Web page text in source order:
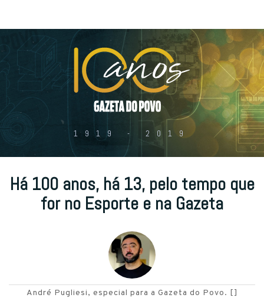
1919 - 2019
Há 100 anos, há 13, pelo tempo que
for no Esporte e na Gazeta
André Pugliesi, especial para a Gazeta do Povo. []